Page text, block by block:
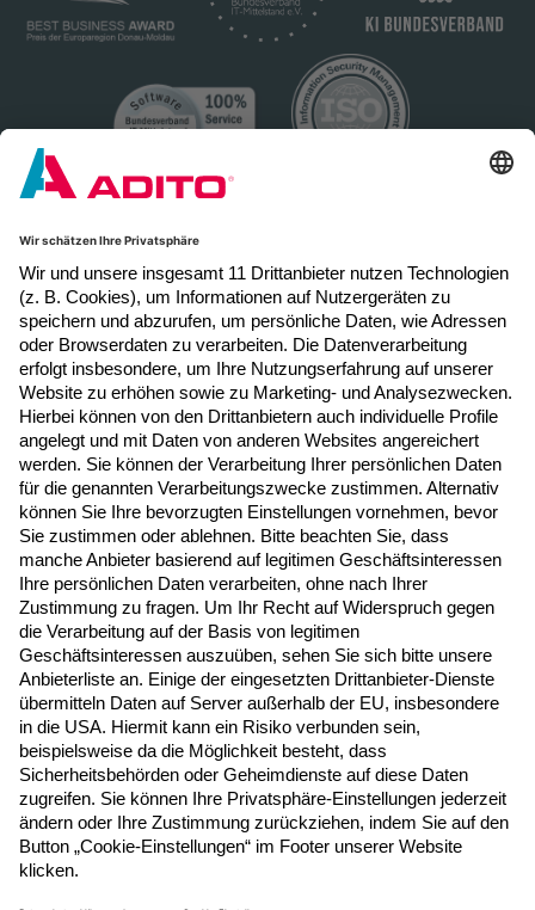
Newsletter Anmeldung
Melden Sie sich hier zum Newsletter an, um
neue Blogposts, Event- und Webinar-
Einladungen per E-Mail zu erhalten.
Jetzt anmelden
Folgen Sie uns
© 2026 ADITO Software GmbH
Impressum|Datenschutzerklärung|AGB
|Teilnahmebedingungen |Cookie-Einstellungen